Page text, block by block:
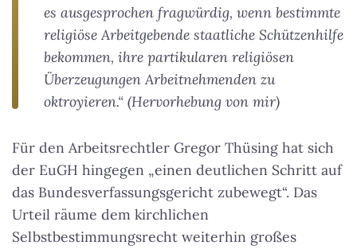
es ausgesprochen fragwürdig, wenn bestimmte
religiöse Arbeitgebende staatliche Schützenhilfe
bekommen, ihre partikularen religiösen
Überzeugungen Arbeitnehmenden zu
oktroyieren.“ (Hervorhebung von mir)
Für den Arbeitsrechtler Gregor Thüsing hat sich
der EuGH hingegen „einen deutlichen Schritt auf
das Bundesverfassungsgericht zubewegt“. Das
Urteil räume dem kirchlichen
Selbstbestimmungsrecht weiterhin großes